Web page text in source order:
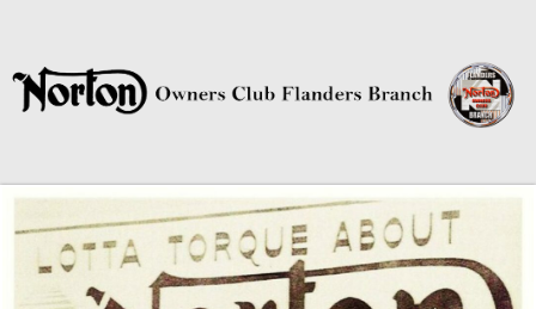
Norton Owners Club Flanders
Branch